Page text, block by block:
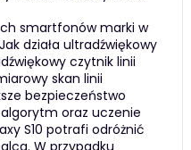
smartfonów marki w
działa ultradźwiękowy
czytnik linii
skan linii
bezpieczeństwo
oraz uczenie
S10 potrafi odróżnić
W przypadku